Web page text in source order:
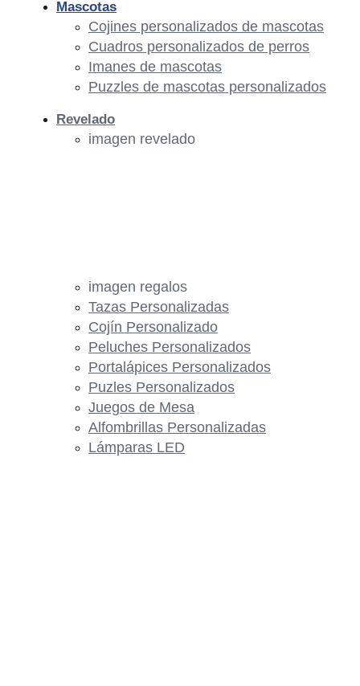
imagen regalos
Tazas Personalizadas
Cojín Personalizado
Peluches Personalizados
Portalápices Personalizados
Puzles Personalizados
Juegos de Mesa
Alfombrillas Personalizadas
Lámparas LED
Mascotas
Cojines personalizados de mascotas
Cuadros personalizados de perros
Imanes de mascotas
Puzzles de mascotas personalizados
Revelado
imagen revelado